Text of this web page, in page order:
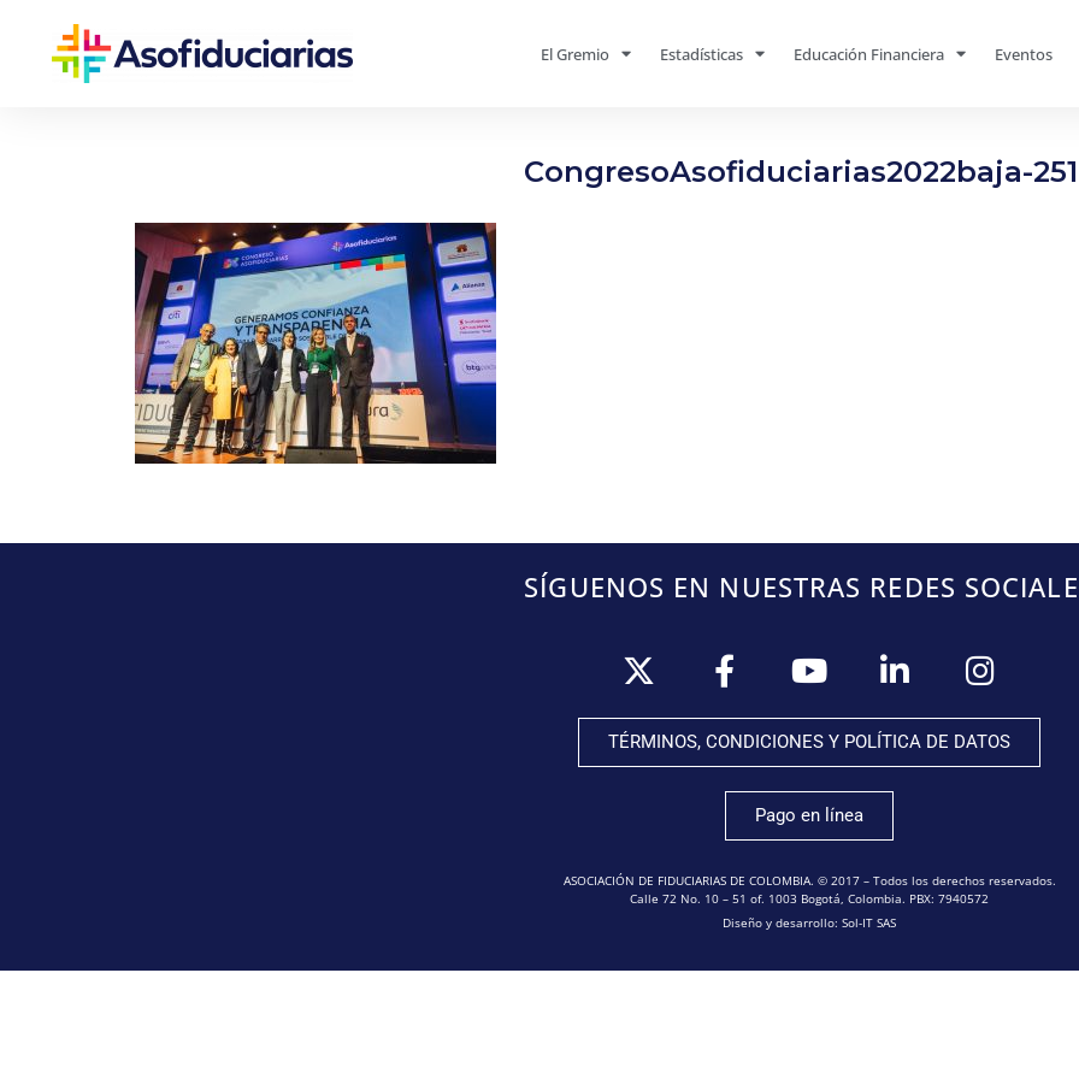
El Gremio Estadísticas Educación Financiera Eventos
CongresoAsofiduciarias2022baja-
SÍGUENOS EN NUESTRAS REDES
TÉRMINOS, CONDICIONES Y POLÍTICA DE DATOS
Pago en línea
ASOCIACIÓN DE FIDUCIARIAS DE COLOMBIA. © 2017 – Todos los derechos reservados.
Calle 72 No. 10 – 51 of. 1003 Bogotá, Colombia. PBX: 7940572
Diseño y desarrollo: Sol-IT SAS